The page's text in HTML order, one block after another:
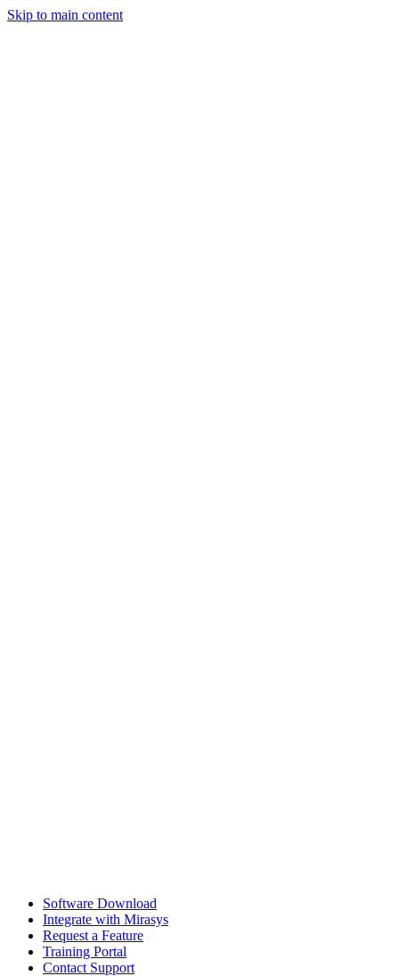
Skip to main content
Software Download
Integrate with Mirasys
Request a Feature
Training Portal
Contact Support